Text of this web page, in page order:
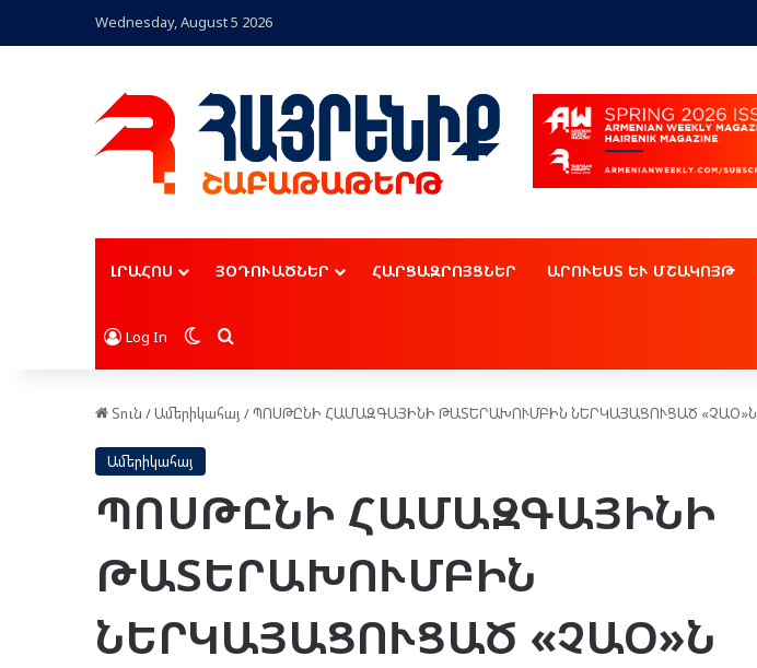
Wednesday, August 5 2026
ԼՐԱՀՈՍ ՅՕԴՈՒԱԾՆԵՐ ՀԱՐՑԱԶՐՈՅՑՆԵՐ ԱՐՈՒԵՍՏ ԵՒ ՄՇԱԿՈՅԹ
Log In Switch skin
Որոնել
Տուն /Ամերիկահայ /ՊՈՍԹԸՆԻ ՀԱՄԱԶԳԱՅԻՆԻ ԹԱՏԵՐԱԽՈՒՄԲԻՆ ՆԵՐԿԱՅԱՑՈՒՑԱԾ «ՉԱՕ»Ն
Ամերիկահայ
ՊՈՍԹԸՆԻ ՀԱՄԱԶԳԱՅԻՆԻ
ԹԱՏԵՐԱԽՈՒՄԲԻՆ
ՆԵՐԿԱՅԱՑՈՒՑԱԾ «ՉԱՕ»Ն